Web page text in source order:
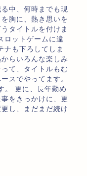
中、何時までも現
胸に、熱き思いを
タイトルを付けま
ロットゲームに違
ナも下ろしてしま
らいろんな楽しみ
て、タイトルもむ
スでやってます。
。 更に、長年勤め
をきっかけに、更
し、まだまだ続け